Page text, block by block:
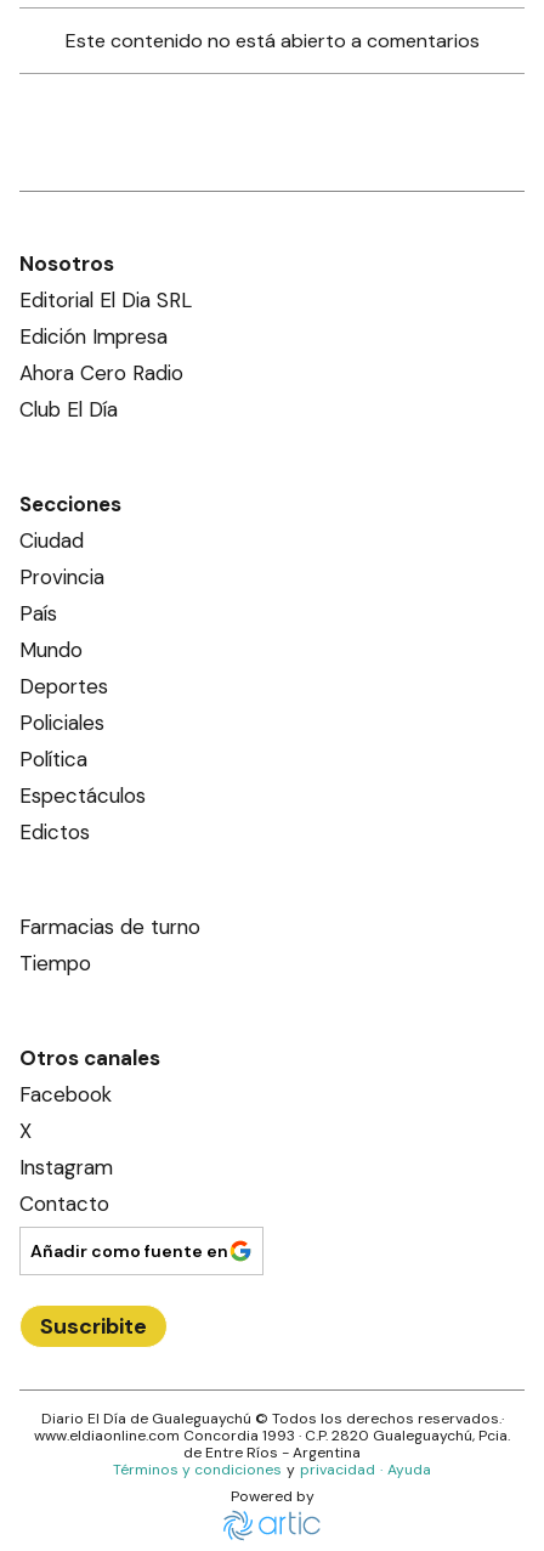
Este contenido no está abierto a comentarios
Nosotros
Editorial El Dia SRL
Edición Impresa
Ahora Cero Radio
Club El Día
Secciones
Ciudad
Provincia
País
Mundo
Deportes
Policiales
Política
Espectáculos
Edictos
Farmacias de turno
Tiempo
Otros canales
Facebook
X
Instagram
Contacto
Añadir como fuente en
Suscribite
Diario El Día de Gualeguaychú © Todos los derechos reservados.·
www.eldiaonline.com Concordia 1993 · C.P.2820 Gualeguaychú, Pcia.
deEntre Ríos - Argentina
Términos y condiciones y privacidad · Ayuda
Powered by